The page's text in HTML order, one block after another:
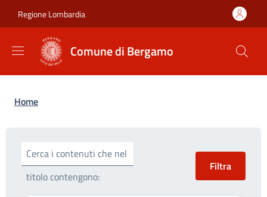
Regione Lombardia
Comune di Bergamo
Briciole di pane
Home
Cerca i contenuti che nel
titolo contengono: